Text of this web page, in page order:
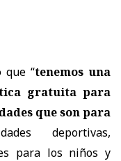
que “tenemos una
gratuita para
que son para
deportivas,
para los niños y